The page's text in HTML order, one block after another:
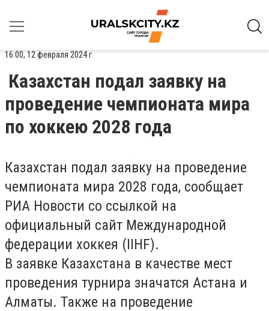
16:00, 12 февраля 2024 г.
Казахстан подал заявку на
проведение чемпионата мира
по хоккею 2028 года
Казахстан подал заявку на проведение
чемпионата мира 2028 года, сообщает
РИА Новости со ссылкой на
официальный сайт Международной
федерации хоккея (IIHF).
В заявке Казахстана в качестве мест
проведения турнира значатся Астана и
Алматы. Также на проведение